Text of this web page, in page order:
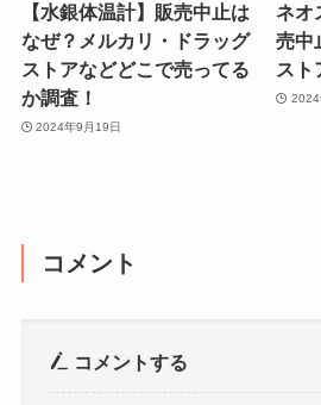
【水銀体温計】販売中止は
なぜ？メルカリ・ドラッグ
ストアなどどこで売ってる
か調査！
2024年9月19日
ネオ
売中
スト
2024
コメント
コメントする